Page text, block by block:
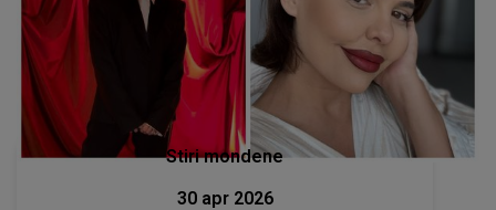
Stiri mondene
30 apr 2026